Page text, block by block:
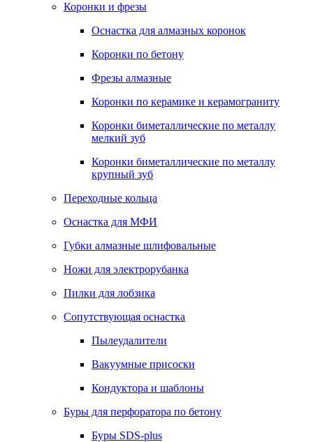
Коронки и фрезы
Оснастка для алмазных коронок
Коронки по бетону
Фрезы алмазные
Коронки по керамике и керамограниту
Коронки биметаллические по металлу
мелкий зуб
Коронки биметаллические по металлу
крупный зуб
Переходные кольца
Оснастка для МФИ
Губки алмазные шлифовальные
Ножи для электрорубанка
Пилки для лобзика
Сопутствующая оснастка
Пылеудалители
Вакуумные присоски
Кондуктора и шаблоны
Буры для перфоратора по бетону
Буры SDS-plus